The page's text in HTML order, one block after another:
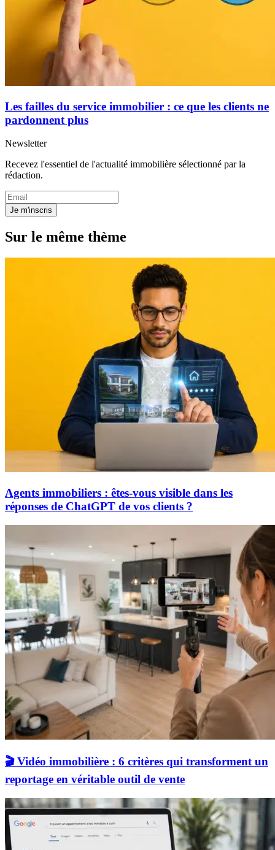
Les failles du service immobilier : ce que les clients ne
pardonnent plus
Newsletter
Recevez l'essentiel de l'actualité immobilière sélectionné par la
rédaction.
Je m'inscris
Sur le même thème
Agents immobiliers : êtes-vous visible dans les
réponses de ChatGPT de vos clients ?
🎬 Vidéo immobilière : 6 critères qui transforment un
reportage en véritable outil de vente